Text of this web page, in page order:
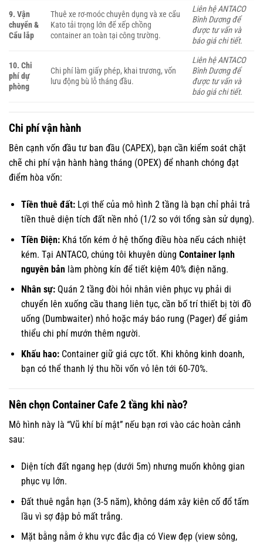
9. Vận
chuyển &
Cẩu lắp
Thuê xe rơ-moóc chuyên dụng và xe cẩu
Kato tải trọng lớn để xếp chồng
container an toàn tại công trường.
Liên hệ ANTACO
Bình Dương để
được tư vấn và
báo giá chi tiết.
10. Chi
phí dự
phòng
Chi phí làm giấy phép, khai trương, vốn
lưu động bù lỗ tháng đầu.
Liên hệ ANTACO
Bình Dương để
được tư vấn và
báo giá chi tiết.
Chi phí vận hành
Bên cạnh vốn đầu tư ban đầu (CAPEX), bạn cần kiểm soát chặt
chẽ chi phí vận hành hàng tháng (OPEX) để nhanh chóng đạt
điểm hòa vốn:
Tiền thuê đất:Lợi thế của mô hình 2 tầng là bạn chỉ phải trả
tiền thuê diện tích đất nền nhỏ (1/2 so với tổng sàn sử dụng).
Tiền Điện:Khá tốn kém ở hệ thống điều hòa nếu cách nhiệt
kém. Tại ANTACO, chúng tôi khuyên dùng Container lạnh
nguyên bản làm phòng kín để tiết kiệm 40% điện năng.
Nhân sự:Quán 2 tầng đòi hỏi nhân viên phục vụ phải di
chuyển lên xuống cầu thang liên tục, cần bố trí thiết bị tời đồ
uống (Dumbwaiter) nhỏ hoặc máy báo rung (Pager) để giảm
thiểu chi phí mướn thêm người.
Khấu hao:Container giữ giá cực tốt. Khi không kinh doanh,
bạn có thể thanh lý thu hồi vốn vỏ lên tới 60-70%.
Nên chọn Container Cafe 2 tầng khi nào?
Mô hình này là “Vũ khí bí mật” nếu bạn rơi vào các hoàn cảnh
sau:
Diện tích đất ngang hẹp (dưới 5m) nhưng muốn không gian
phục vụ lớn.
Đất thuê ngắn hạn (3-5 năm), không dám xây kiên cố đổ tấm
lầu vì sợ đập bỏ mất trắng.
Mặt bằng nằm ở khu vực đắc địa có View đẹp (view sông,